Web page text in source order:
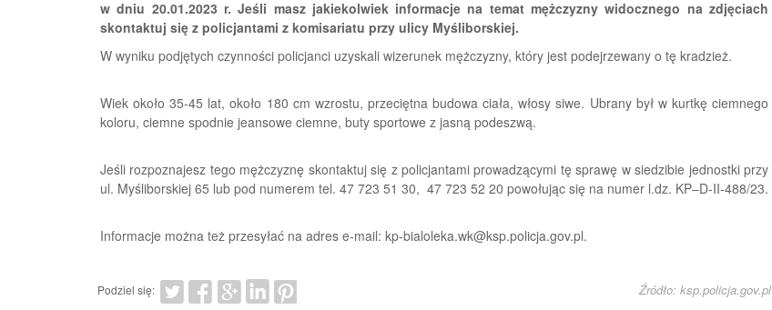
w dniu 20.01.2023 r. Jeśli masz jakiekolwiek informacje na temat mężczyzny widocznego na zdjęciach
skontaktuj się z policjantami z komisariatu przy ulicy Myśliborskiej.
W wyniku podjętych czynności policjanci uzyskali wizerunek mężczyzny, który jest podejrzewany o tę kradzież.
Wiek około 35-45 lat, około 180 cm wzrostu, przeciętna budowa ciała, włosy siwe. Ubrany był w kurtkę ciemnego
koloru, ciemne spodnie jeansowe ciemne, buty sportowe z jasną podeszwą.
Jeśli rozpoznajesz tego mężczyznę skontaktuj się z policjantami prowadzącymi tę sprawę w siedzibie jednostki przy
ul. Myśliborskiej 65 lub pod numerem tel. 47 723 51 30, 47 723 52 20 powołując się na numer l.dz. KP–D-II-488/23.
Informacje można też przesyłać na adres e-mail: kp-bialoleka.wk@ksp.policja.gov.pl.
Podziel się: Źródło: ksp.policja.gov.pl